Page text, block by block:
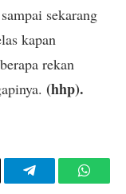
sekarang
kapan
rekan
(hhp).
Telegram